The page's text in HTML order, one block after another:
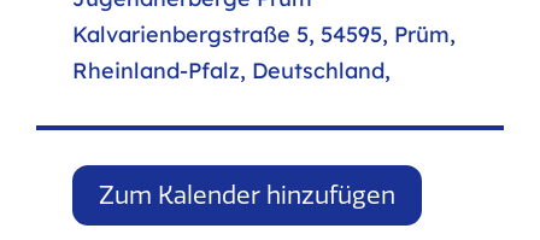
Kalvarienbergstraße 5, 54595, Prüm,
Rheinland-Pfalz, Deutschland,
Zum Kalender hinzufügen